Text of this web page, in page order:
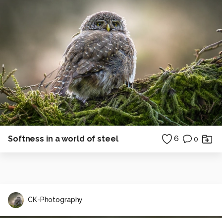
Softness in a world of steel 6 0
CK-Photography